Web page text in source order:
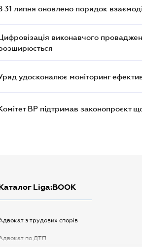
31 липня оновлено порядок
виконавчого
удосконалює моніторинг
ВР підтримав законопроєкт
Liga:BOOK
з трудових спорів
по ДТП